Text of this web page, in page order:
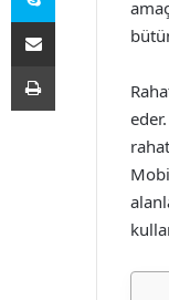
E-Posta ile paylaş